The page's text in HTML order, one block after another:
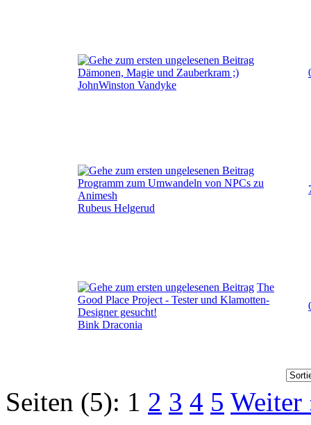
Dämonen, Magie und Zauberkram ;)
JohnWinston Vandyke
Programm zum Umwandeln von NPCs zu
Animesh
Rubeus Helgerud
The
Good Place Project - Tester und Klamotten-
Designer gesucht!
Bink Draconia
Seiten (5): 1 2 3 4 5 Weiter